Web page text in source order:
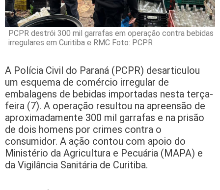
PCPR destrói 300 mil garrafas em operação contra bebidas
irregulares em Curitiba e RMC Foto: PCPR
A Polícia Civil do Paraná (PCPR) desarticulou
um esquema de comércio irregular de
embalagens de bebidas importadas nesta terça-
feira (7). A operação resultou na apreensão de
aproximadamente 300 mil garrafas e na prisão
de dois homens por crimes contra o
consumidor. A ação contou com apoio do
Ministério da Agricultura e Pecuária (MAPA) e
da Vigilância Sanitária de Curitiba.